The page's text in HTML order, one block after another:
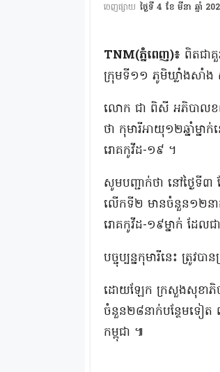
ចេញផ្សាយ ថ្ងៃទី 4 ខែ មីនា ឆ្នាំ
TNM(ភ្នំពេញ)៖ ពិតជា
ក្រុមទី១១ ភូមិឃ្លាំងសាំង
លោក ជា ពិសី អភិបាលខណ្
ថា កុមារីអាយុ១២ឆ្នាំម្ន
រោគកូវីដ-១៩ ។
សូមបញ្ជាក់ថា នៅថ្ងៃទី៣
លើកទី២ មានចំនួន១២នា
រោគកូវីដ-១៩ម្នាក់ ដែលជ
បច្ចុប្បន្នកុមារីនេះ ត្រូវ
ដោយឡែក ក្រសួងសុខាភិប
ចំនួន២៨នាក់បន្ថែមទៀត
កម្ពុជា ៕